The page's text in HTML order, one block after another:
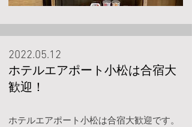
2022.05.12
ホテルエアポート小松は合宿大
歓迎！
ホテルエアポート小松は合宿大歓迎です。